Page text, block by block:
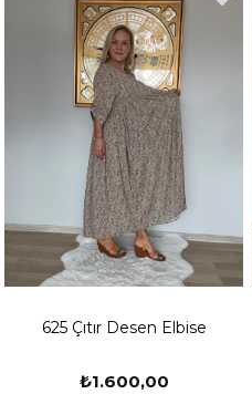
625 Çıtır Desen Elbise
₺1.600,00